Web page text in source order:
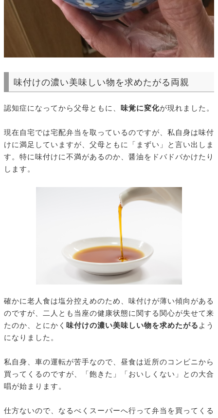
味付けの濃い美味しい物を求めたがる両親
認知症になってから父母ともに、 味覚に変化が現れました。
現在自宅では宅配弁当を取っているのですが、私自身は味付
けに満足していますが、父母ともに「まずい」と言い出しま
す。特に味付けに不満があるのか、醤油をドバドバかけたり
します。
確かに老人食は塩分控えめのため、味付けが薄い傾向がある
のですが、二人とも当座の健康状態に関する関心が失せて来
たのか、とにかく 味付けの濃い美味しい物を求めたがる よう
になりました。
私自身、車の運転が苦手なので、昼食は近所のコンビニから
買ってくるのですが、「飽きた」「おいしくない」との大合
唱が始まります。
仕方ないので、なるべくスーパーへ行って弁当を買ってくる